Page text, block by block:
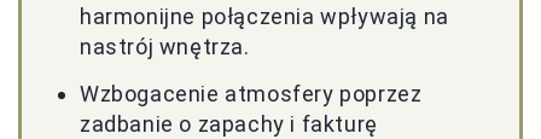
harmonijne połączenia wpływają na
nastrój wnętrza.
Wzbogacenie atmosfery poprzez
zadbanie o zapachy i fakturę